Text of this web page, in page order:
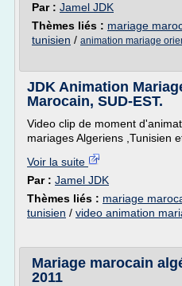
Par : Jamel JDK
Thèmes liés : mariage
tunisien / animation mariage
JDK Animation
Marocain, SUD-EST.
Video clip de moment
mariages Algeriens ,Tunisien
Voir la suite
Par : Jamel JDK
Thèmes liés : mariage
tunisien / video animation
Mariage marocain
2011